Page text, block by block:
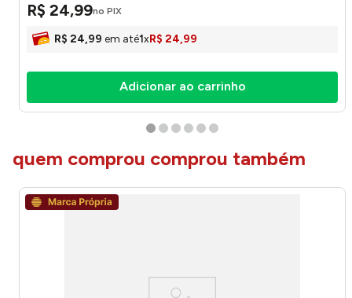
R$ 24,99no PIX
R$ 24,99 em até1xR$ 24,99
Adicionar ao carrinho
quem comprou comprou também